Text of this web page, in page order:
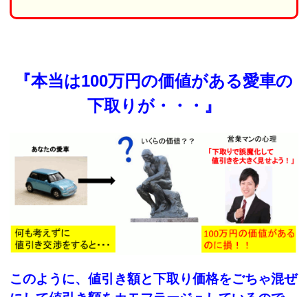
『本当は100万円の価値がある愛車の
下取りが・・・』
このように、値引き額と下取り価格をごちゃ混ぜ